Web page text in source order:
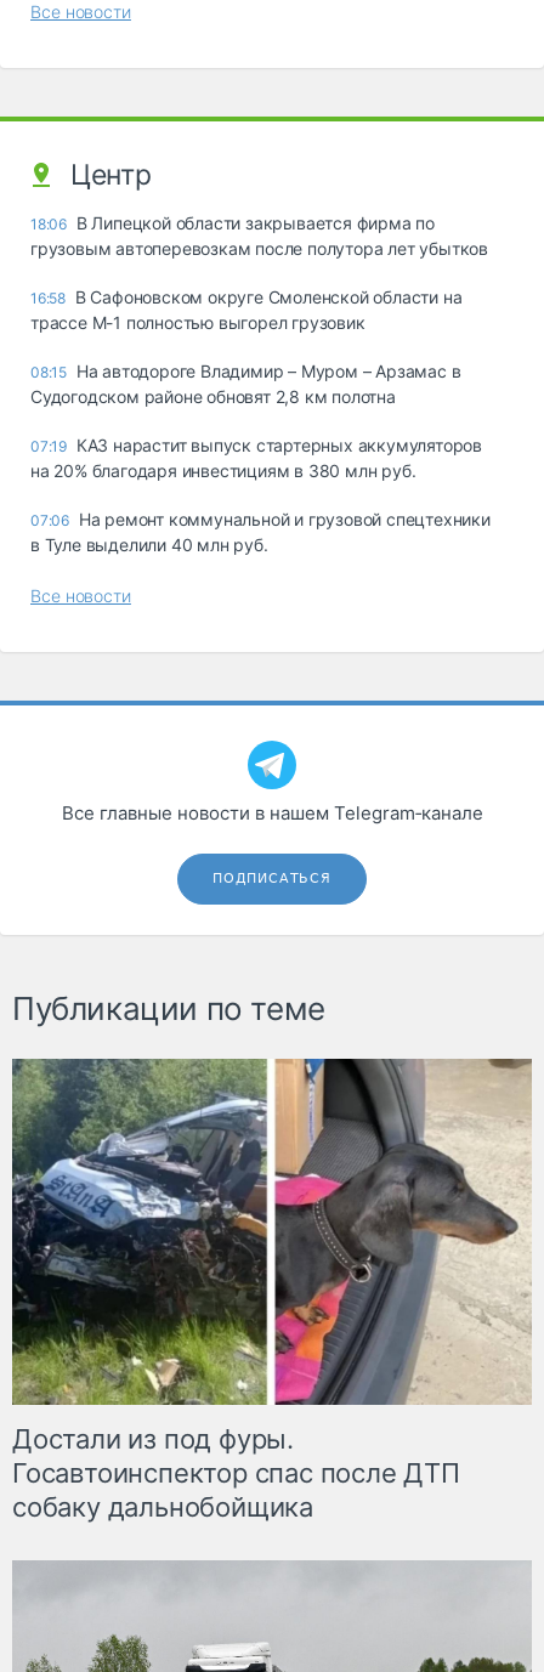
Все новости
Центр
18:06 В Липецкой области закрывается фирма по
грузовым автоперевозкам после полутора лет убытков
16:58 В Сафоновском округе Смоленской области на
трассе М-1 полностью выгорел грузовик
08:15 На автодороге Владимир – Муром – Арзамас в
Судогодском районе обновят 2,8 км полотна
07:19 КАЗ нарастит выпуск стартерных аккумуляторов
на 20% благодаря инвестициям в 380 млн руб.
07:06 На ремонт коммунальной и грузовой спецтехники
в Туле выделили 40 млн руб.
Все новости
Все главные новости в нашем Telegram‑канале
ПОДПИСАТЬСЯ
Публикации по теме
Достали из под фуры.
Госавтоинспектор спас после ДТП
собаку дальнобойщика